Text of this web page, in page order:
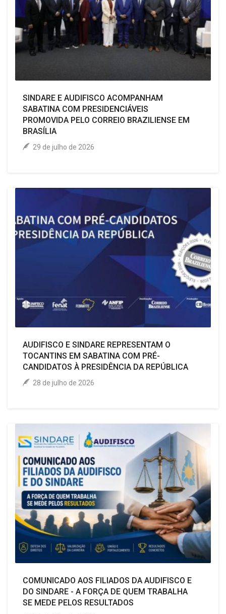
ASSOCIE-SE
COLUNA SOCIAL
SINDARE E AUDIFISCO ACOMPANHAM
SABATINA COM PRESIDENCIÁVEIS
PROMOVIDA PELO CORREIO BRAZILIENSE EM
BRASÍLIA
29 de julho de 2026
AUDIFISCO E SINDARE REPRESENTAM O
TOCANTINS EM SABATINA COM PRÉ-
CANDIDATOS À PRESIDÊNCIA DA REPÚBLICA
28 de julho de 2026
COMUNICADO AOS FILIADOS DA AUDIFISCO E
DO SINDARE - A FORÇA DE QUEM TRABALHA
SE MEDE PELOS RESULTADOS